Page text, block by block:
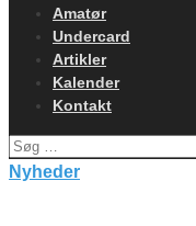
Amatør
Undercard
Artikler
Kalender
Kontakt
Søg
efter:
Nyheder